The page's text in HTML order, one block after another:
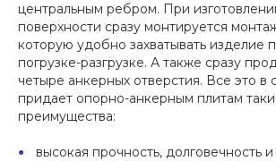
центральным ребром. При
поверхности сразу монтируется
которую удобно захватывать изделие
погрузке-разгрузке. А также сразу
четыре анкерных отверстия. Все это в
придает опорно-анкерным плитам
преимущества:
высокая прочность, долговечность